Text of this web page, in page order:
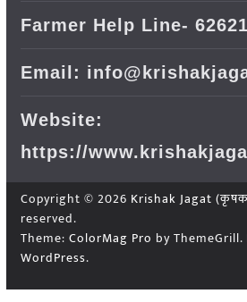
Farmer Help Line-
Email:
Website:
https://
Copyright © 2026 Krishak Jagat
reserved.
Theme: ColorMag Pro by
WordPress.